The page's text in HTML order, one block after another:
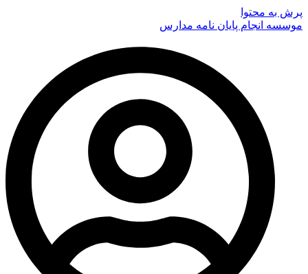
پرش به محتوا
موسسه انجام پایان نامه مدارس